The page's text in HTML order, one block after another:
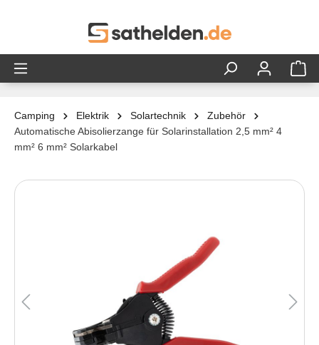
Camping Elektrik Solartechnik
Zubehör
Automatische Abisolierzange für Solarinstallation 2,5 mm² 4
mm² 6 mm² Solarkabel
Bildergalerie überspringen